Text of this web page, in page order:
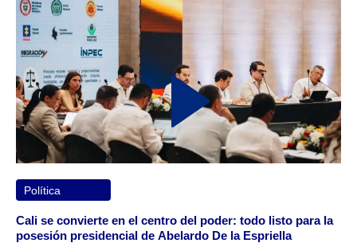
Política
Cali se convierte en el centro del poder: todo listo para la
posesión presidencial de Abelardo De la Espriella